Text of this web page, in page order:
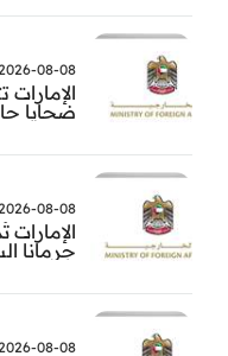
08-08 | 12:28
ضحايا
08-08 | 12:27
جرمانا
08-08 | 12:26